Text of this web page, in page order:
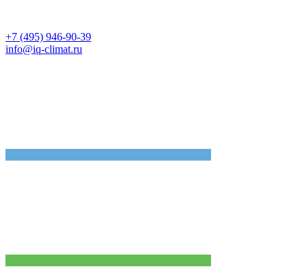
+7 (495) 946-90-39
info@iq-climat.ru